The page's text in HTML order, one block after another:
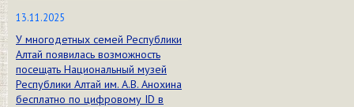
13.11.2025
У многодетных семей Республики
Алтай появилась возможность
посещать Национальный музей
Республики Алтай им. А.В. Анохина
бесплатно по цифровому ID в